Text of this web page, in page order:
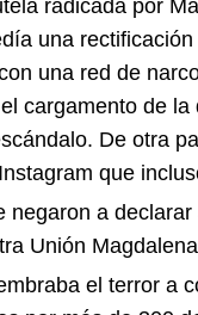
cautelar sobre la
radicada por
una
una red de
cargamento de la
De otra
que
negaron a
Unión
el terror a